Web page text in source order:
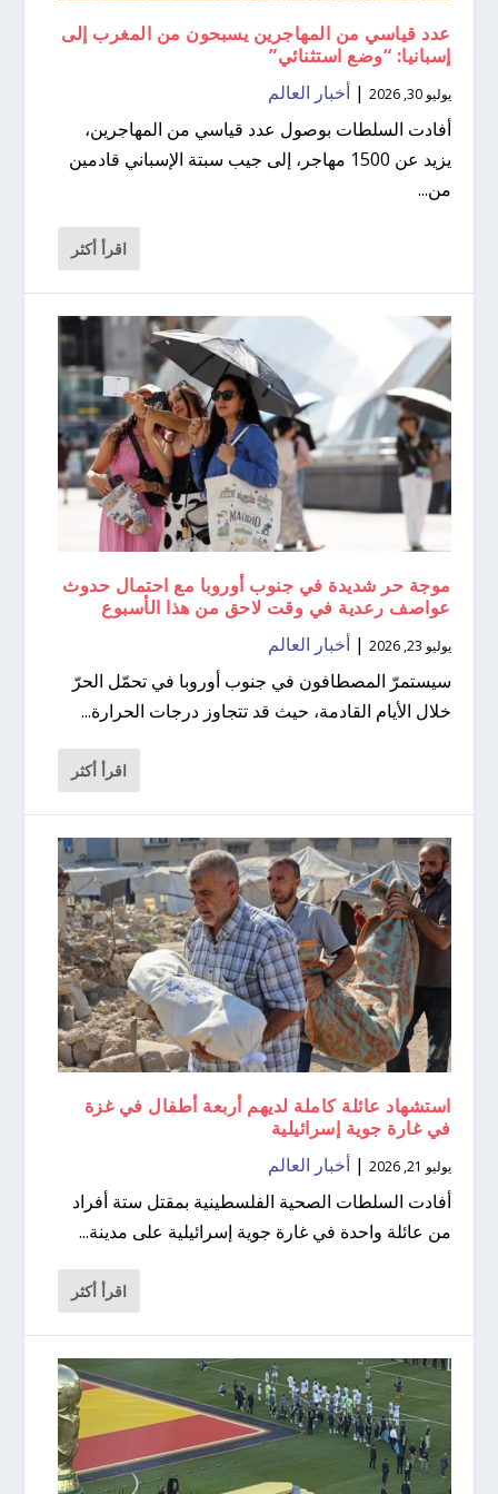
عدد قياسي من المهاجرين يسبحون من المغرب إلى
إسبانيا: “وضع استثنائي”
يوليو 30, 2026 |أخبار العالم
أفادت السلطات بوصول عدد قياسي من المهاجرين،
يزيد عن 1500 مهاجر، إلى جيب سبتة الإسباني قادمين
من...
اقرأ أكثر
موجة حر شديدة في جنوب أوروبا مع احتمال حدوث
عواصف رعدية في وقت لاحق من هذا الأسبوع
يوليو 23, 2026 |أخبار العالم
سيستمرّ المصطافون في جنوب أوروبا في تحمّل الحرّ
خلال الأيام القادمة، حيث قد تتجاوز درجات الحرارة...
اقرأ أكثر
استشهاد عائلة كاملة لديهم أربعة أطفال في غزة
في غارة جوية إسرائيلية
يوليو 21, 2026 |أخبار العالم
أفادت السلطات الصحية الفلسطينية بمقتل ستة أفراد
من عائلة واحدة في غارة جوية إسرائيلية على مدينة...
اقرأ أكثر